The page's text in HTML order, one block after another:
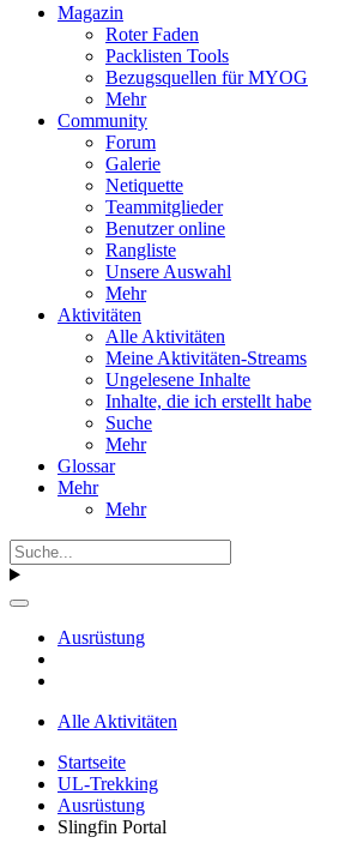
Magazin
Roter Faden
Packlisten Tools
Bezugsquellen für MYOG
Mehr
Community
Forum
Galerie
Netiquette
Teammitglieder
Benutzer online
Rangliste
Unsere Auswahl
Mehr
Aktivitäten
Alle Aktivitäten
Meine Aktivitäten-Streams
Ungelesene Inhalte
Inhalte, die ich erstellt habe
Suche
Mehr
Glossar
Mehr
Mehr
Ausrüstung
Alle Aktivitäten
Startseite
UL-Trekking
Ausrüstung
Slingfin Portal